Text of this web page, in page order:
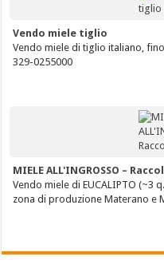
Vendo miele tiglio
Vendo miele di tiglio italiano,
329-0255000
MIELE ALL'INGROSSO –
Vendo miele di EUCALIPTO (~3
zona di produzione Materano e